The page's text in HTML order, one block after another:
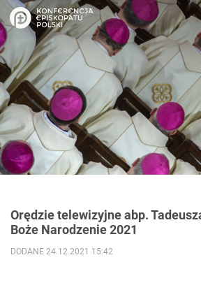
Orędzie telewizyjne abp.
Boże Narodzenie 2021
DODANE 24.12.2021 15:42